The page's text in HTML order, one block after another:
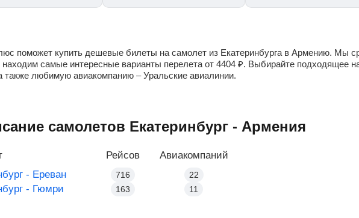
поможет купить дешевые билеты на самолет из Екатеринбурга в Армению. Мы
находим самые интересные варианты перелета от 4404 ₽. Выбирайте подходящее
также любимую авиакомпанию – Уральские авиалинии.
самолетов Екатеринбург - Армения
Рейсов
Авиакомпаний
- Ереван
716 22
- Гюмри 163 11